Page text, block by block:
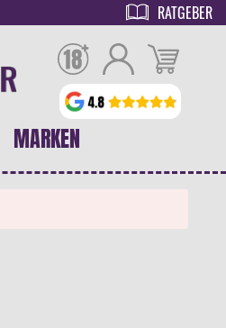
RATGEBER
MARKEN